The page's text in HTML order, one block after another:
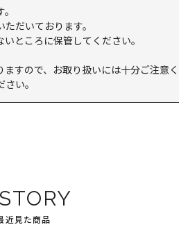
だいております。
ところに保管してください。
すので、お取り扱いには十分ご注意く
い。
近見た商品